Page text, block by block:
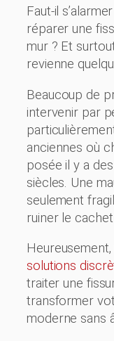
Faut-il
réparer une
mur ? Et
revienne
Beaucoup de
intervenir par
anciennes où
posée il y a
siècles. Une
seulement
ruiner le
solutions
traiter une
transformer
moderne sans